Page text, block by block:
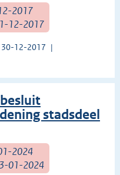
2017
12-2017
12-2017
stadsdeel
2024
01-2024